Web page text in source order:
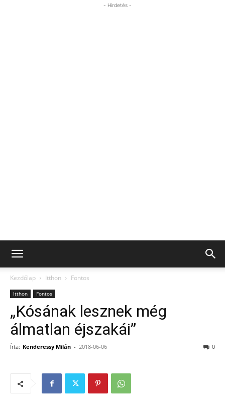
- Hirdetés -
Kezdőlap Itthon Fontos
Itthon Fontos
„Kósának lesznek még
álmatlan éjszakái”
Írta: Kenderessy Milán - 2018-06-06 0